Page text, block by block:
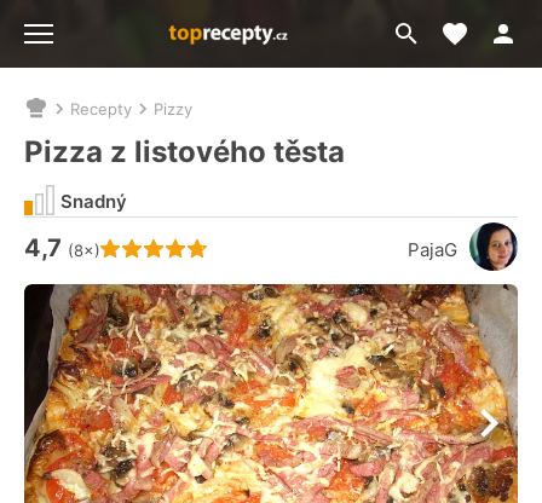
Přejít
na
Moje
Nacházíte
se
zde:
Recepty Pizzy
Pizza z listového těsta
Hodnocení receptu je
4,7 (8×) PajaG
Snadný